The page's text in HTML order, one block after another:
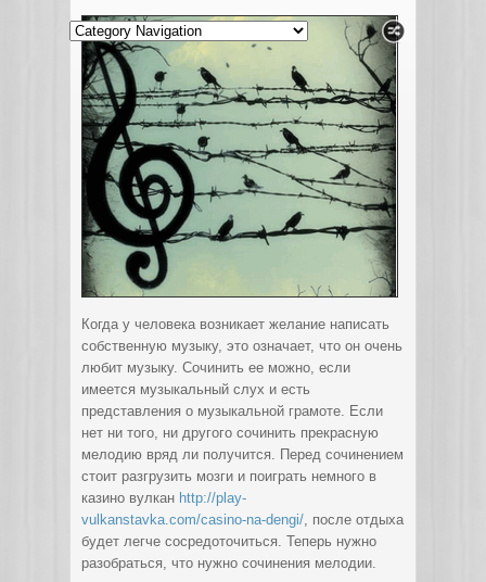
Когда у человека возникает желание написать
собственную музыку, это означает, что он очень
любит музыку. Сочинить ее можно, если
имеется музыкальный слух и есть
представления о музыкальной грамоте. Если
нет ни того, ни другого сочинить прекрасную
мелодию вряд ли получится. Перед сочинением
стоит разгрузить мозги и поиграть немного в
казино вулкан http://play-
vulkanstavka.com/casino-na-dengi/, после отдыха
будет легче сосредоточиться. Теперь нужно
разобраться, что нужно сочинения мелодии.